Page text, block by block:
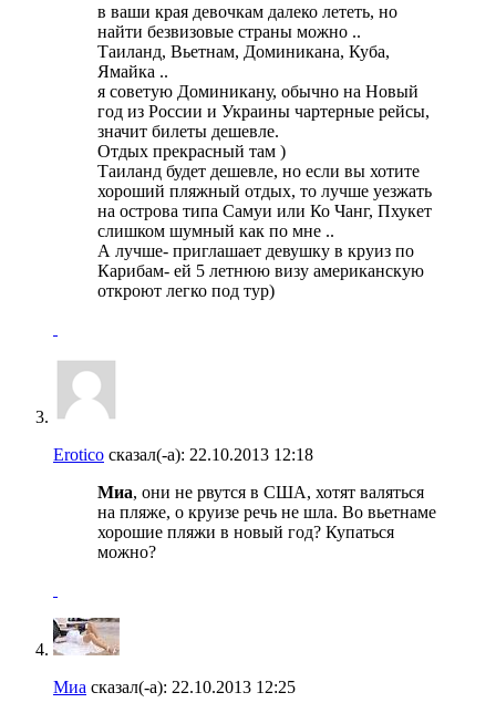
в ваши края девочкам далеко лететь, но
найти безвизовые страны можно ..
Таиланд, Вьетнам, Доминикана, Куба,
Ямайка ..
я советую Доминикану, обычно на Новый
год из России и Украины чартерные рейсы,
значит билеты дешевле.
Отдых прекрасный там )
Таиланд будет дешевле, но если вы хотите
хороший пляжный отдых, то лучше уезжать
на острова типа Самуи или Ко Чанг, Пхукет
слишком шумный как по мне ..
А лучше- приглашает девушку в круиз по
Карибам- ей 5 летнюю визу американскую
откроют легко под тур)
Erotico сказал(-а): 22.10.2013 12:18
Миа, они не рвутся в США, хотят валяться
на пляже, о круизе речь не шла. Во вьетнаме
хорошие пляжи в новый год? Купаться
можно?
Миа сказал(-а): 22.10.2013 12:25